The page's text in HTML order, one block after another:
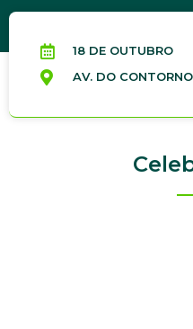
18 DE OUTUBRO
AV. DO